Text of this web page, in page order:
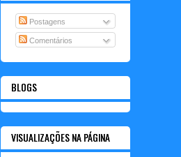
Postagens
Comentários
BLOGS
VISUALIZAÇÕES NA PÁGINA